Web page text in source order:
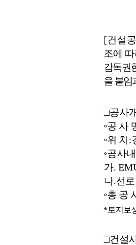
[건설
조에
감독권
을 붙임
□공사
◦공 사
◦위 치 :
◦공사
가.
나.선
◦총 공
*토지보
□건설